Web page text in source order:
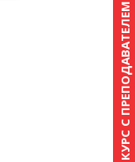
КУРС С ПРЕПОДАВАТЕЛЕМ